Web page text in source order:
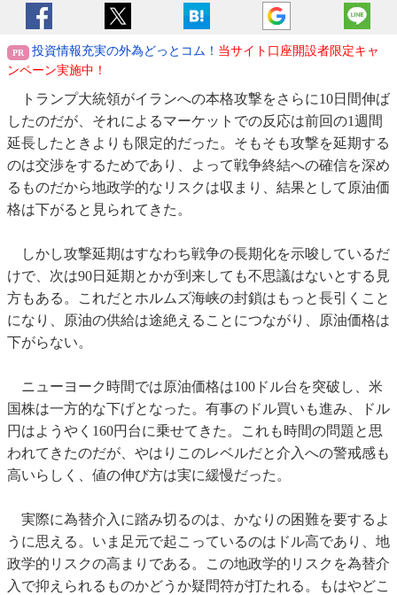
投資情報充実の外為どっとコム！ 当サイト口座開設者限定キャ
ンペーン実施中！
トランプ大統領がイランへの本格攻撃をさらに10日間伸ば
したのだが、それによるマーケットでの反応は前回の1週間
延長したときよりも限定的だった。そもそも攻撃を延期する
のは交渉をするためであり、よって戦争終結への確信を深め
るものだから地政学的なリスクは収まり、結果として原油価
格は下がると見られてきた。
しかし攻撃延期はすなわち戦争の長期化を示唆しているだ
けで、次は90日延期とかが到来しても不思議はないとする見
方もある。これだとホルムズ海峡の封鎖はもっと長引くこと
になり、原油の供給は途絶えることにつながり、原油価格は
下がらない。
ニューヨーク時間では原油価格は100ドル台を突破し、米
国株は一方的な下げとなった。有事のドル買いも進み、ドル
円はようやく160円台に乗せてきた。これも時間の問題と思
われてきたのだが、やはりこのレベルだと介入への警戒感も
高いらしく、値の伸び方は実に緩慢だった。
実際に為替介入に踏み切るのは、かなりの困難を要するよ
うに思える。いま足元で起こっているのはドル高であり、地
政学的リスクの高まりである。この地政学的リスクを為替介
入で抑えられるものかどうか疑問符が打たれる。もはやどこ